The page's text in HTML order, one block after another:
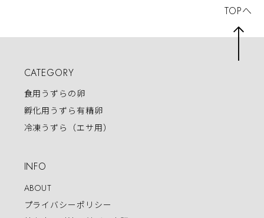
CATEGORY
食用うずらの卵
孵化用うずら有精卵
冷凍うずら（エサ用）
INFO
ABOUT
プライバシーポリシー
TOPへ